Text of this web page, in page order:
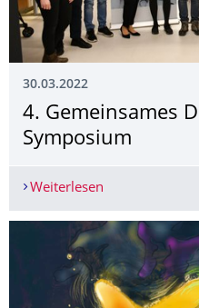
30.03.2022
4. Gemeinsames
Symposium
Weiterlesen